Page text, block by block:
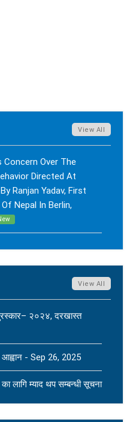
View All
Concern Over The
Directed At
Ranjan Yadav, First
Nepal In Berlin,
Of Nepal Karma Online,
Online News
Saddened By The
Faced By
The FNJ Baitadi
Of His Father. - Aug
View All
२०२४, दरखास्त
आह्वान - Sep 26, 2025
म्याद थप सम्बन्धी सूचना